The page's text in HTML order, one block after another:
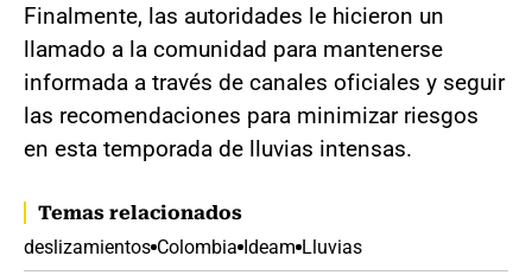
Finalmente, las autoridades le hicieron un
llamado a la comunidad para mantenerse
informada a través de canales oficiales y seguir
las recomendaciones para minimizar riesgos
en esta temporada de lluvias intensas.
Temas relacionados
deslizamientos Colombia Ideam Lluvias